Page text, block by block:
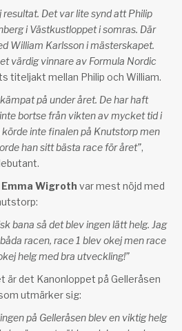
Det var lite synd att Philip
i Västkustloppet i somras. Där
William Karlsson i mästerskapet.
värdig vinnare av Formula Nordic
titeljakt mellan Philip och William.
på under året. De har haft
bortse från vikten av mycket tid i
körde inte finalen på Knutstorp men
han sitt bästa race för året”,
Emma Wigroth var mest nöjd med
bana så det blev ingen lätt helg. Jag
racen, race 1 blev okej men race
helg med bra utveckling!”
är det Kanonloppet på Gelleråsen
utmärker sig:
på Gelleråsen blev en viktig helg